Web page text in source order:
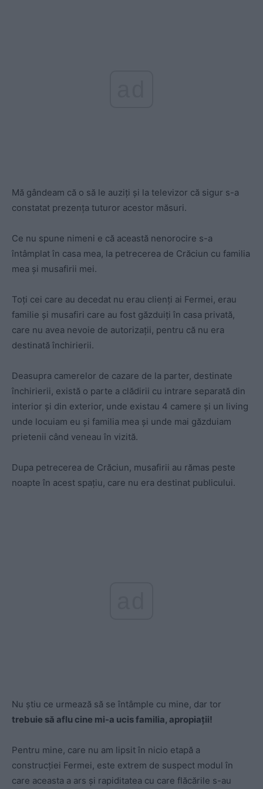
Mă gândeam că o să le auziți și la televizor că sigur s-a
constatat prezența tuturor acestor măsuri.
Ce nu spune nimeni e că această nenorocire s-a
întâmplat în casa mea, la petrecerea de Crăciun cu familia
mea și musafirii mei.
Toți cei care au decedat nu erau clienți ai Fermei, erau
familie și musafiri care au fost găzduiți în casa privată,
care nu avea nevoie de autorizații, pentru că nu era
destinată închirierii.
Deasupra camerelor de cazare de la parter, destinate
închirierii, există o parte a clădirii cu intrare separată din
interior și din exterior, unde existau 4 camere și un living
unde locuiam eu și familia mea și unde mai găzduiam
prietenii când veneau în vizită.
Dupa petrecerea de Crăciun, musafirii au rămas peste
noapte în acest spațiu, care nu era destinat publicului.
Nu știu ce urmează să se întâmple cu mine, dar tor
trebuie să aflu cine mi-a ucis familia, apropiații!
Pentru mine, care nu am lipsit în nicio etapă a
construcției Fermei, este extrem de suspect modul în
care aceasta a ars și rapiditatea cu care flăcările s-au